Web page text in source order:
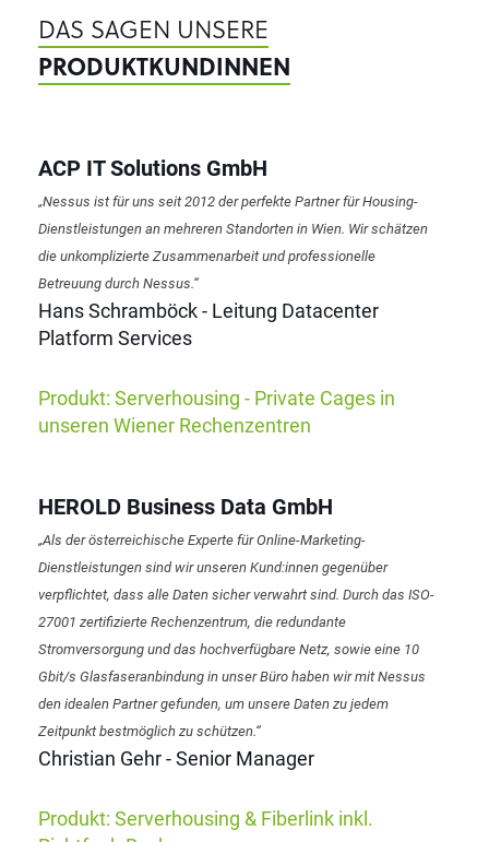
DAS SAGEN UNSERE
PRODUKTKUNDINNEN
ACP IT Solutions GmbH
„Nessus ist für uns seit 2012 der perfekte Partner für Housing-
Dienstleistungen an mehreren Standorten in Wien. Wir schätzen
die unkomplizierte Zusammenarbeit und professionelle
Betreuung durch Nessus.“
Hans Schramböck - Leitung Datacenter
Platform Services
Produkt: Serverhousing - Private Cages in
unseren Wiener Rechenzentren
HEROLD Business Data GmbH
„Als der österreichische Experte für Online-Marketing-
Dienstleistungen sind wir unseren Kund:innen gegenüber
verpflichtet, dass alle Daten sicher verwahrt sind. Durch das ISO-
27001 zertifizierte Rechenzentrum, die redundante
Stromversorgung und das hochverfügbare Netz, sowie eine 10
Gbit/s Glasfaseranbindung in unser Büro haben wir mit Nessus
den idealen Partner gefunden, um unsere Daten zu jedem
Zeitpunkt bestmöglich zu schützen.“
Christian Gehr - Senior Manager
Produkt: Serverhousing & Fiberlink inkl.